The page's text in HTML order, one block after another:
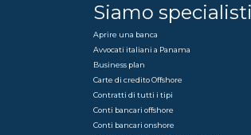
Siamo
Aprire una banca
Avvocati italiani a Panama
Business plan
Carte di credito Offshore
Contratti di tutti i tipi
Conti bancari offshore
Conti bancari onshore